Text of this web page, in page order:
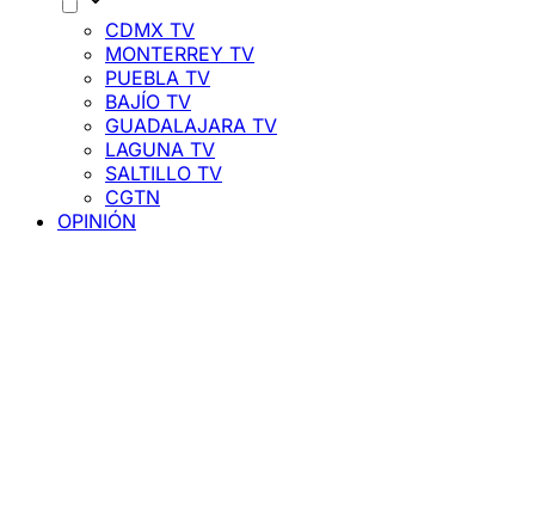
CDMX TV
MONTERREY TV
PUEBLA TV
BAJÍO TV
GUADALAJARA TV
LAGUNA TV
SALTILLO TV
CGTN
OPINIÓN